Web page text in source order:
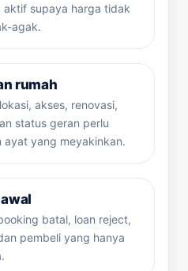
aktif supaya harga tidak
agak.
rumah
akses, renovasi,
status geran perlu
ayat yang meyakinkan.
batal, loan reject,
pembeli yang hanya